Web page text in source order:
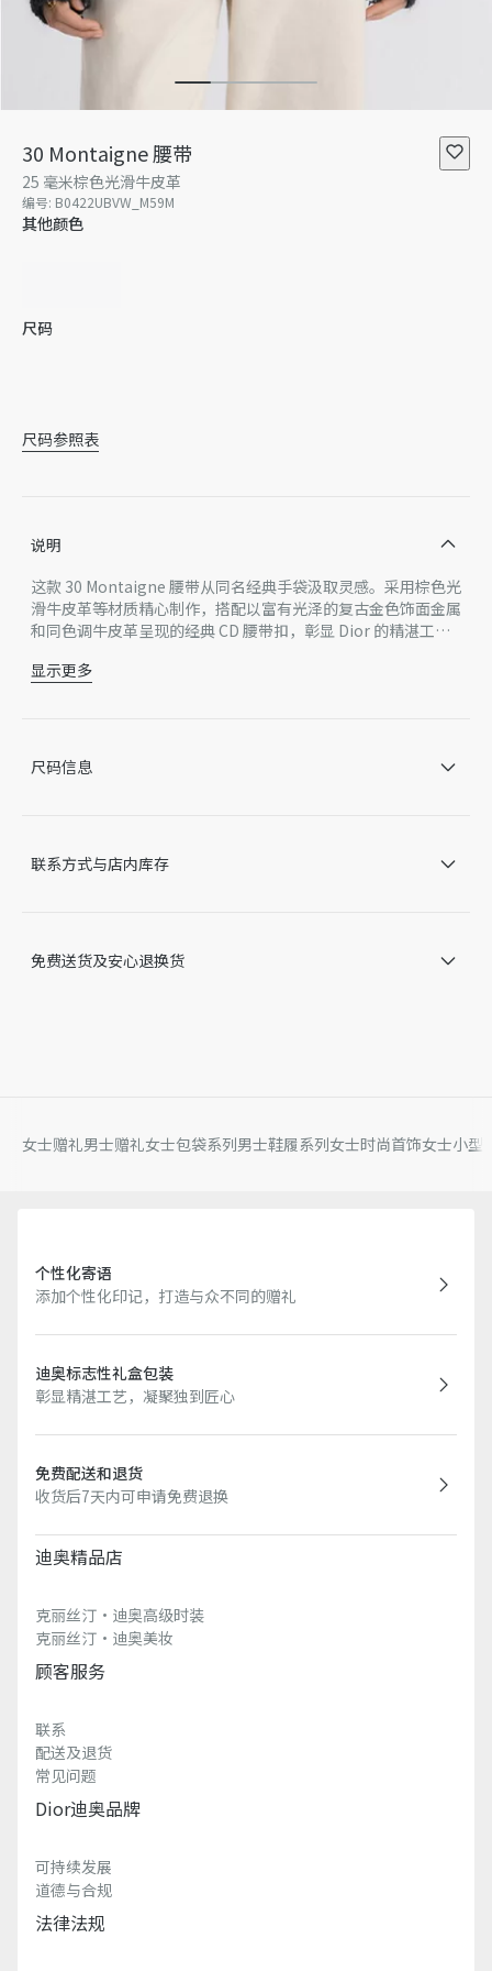
30 Montaigne 腰带
25 毫米棕色光滑牛皮革
编号: B0422UBVW_M59M
其他颜色
尺码
尺码参照表
说明
这款 30 Montaigne 腰带从同名经典手袋汲取灵感。采用棕色光
滑牛皮革等材质精心制作，搭配以富有光泽的复古金色饰面金属
和同色调牛皮革呈现的经典 CD 腰带扣，彰显 Dior 的精湛工
30 Montaigne CD 腰带扣
牛皮革，铜合金
意大利制造
关问题，请致电迪奥客服中心。
显示更多
尺码信息
联系方式与店内库存
免费送货及安心退换货
女士赠礼男士赠礼女士包袋系列男士鞋履系列女士时尚首饰女士小型
个性化寄语
添加个性化印记，打造与众不同的赠礼
迪奥标志性礼盒包装
彰显精湛工艺，凝聚独到匠心
免费配送和退货
收货后7天内可申请免费退换
迪奥精品店
克丽丝汀·迪奥高级时装
克丽丝汀·迪奥美妆
顾客服务
联系
配送及退货
常见问题
Dior迪奥品牌
可持续发展
道德与合规
法律法规